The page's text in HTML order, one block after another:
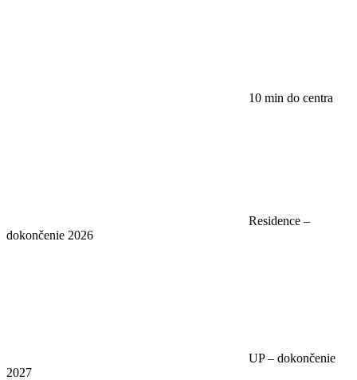
10 min do centra
Residence –
dokončenie 2026
UP – dokončenie
2027